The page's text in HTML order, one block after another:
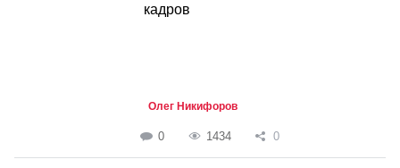
кадров
Олег Никифоров
0 1434 0